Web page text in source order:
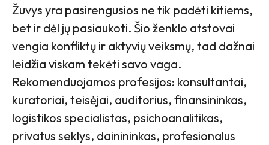
Žuvys yra pasirengusios ne tik padėti kitiems,
bet ir dėl jų pasiaukoti. Šio ženklo atstovai
vengia konfliktų ir aktyvių veiksmų, tad dažnai
leidžia viskam tekėti savo vaga.
Rekomenduojamos profesijos: konsultantai,
kuratoriai, teisėjai, auditorius, finansininkas,
logistikos specialistas, psichoanalitikas,
privatus seklys, dainininkas, profesionalus